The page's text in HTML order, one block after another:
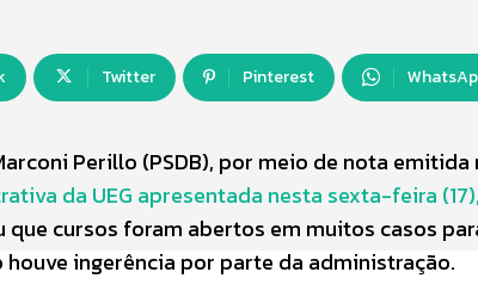
Twitter Pinterest
Perillo (PSDB), por meio de nota
da UEG apresentada nesta sexta-feira (17),
que cursos foram abertos em muitos casos
ingerência por parte da administração.